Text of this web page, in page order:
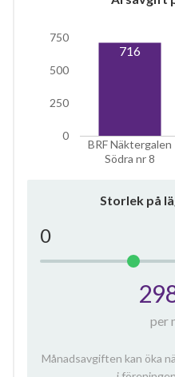
BRF Näktergalen
Södra nr 8
0
250
500
750
716
Storlek på
0
per
Månadsavgiften kan öka